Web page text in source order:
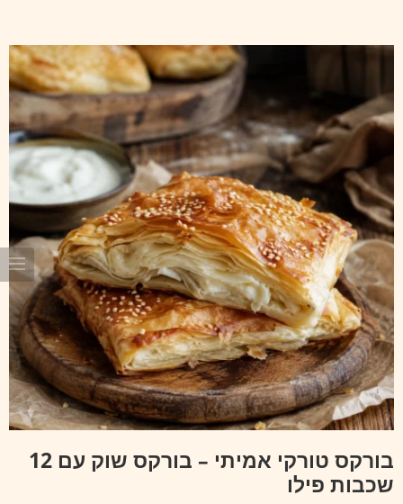
בורקס טורקי אמיתי – בורקס שוק עם 12
שכבות פילו